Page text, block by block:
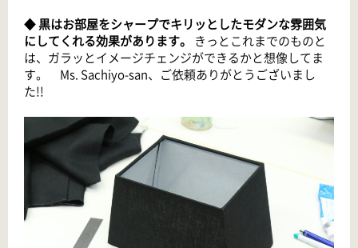
◆黒はお部屋をシャープでキリッとしたモダンな雰囲気
にしてくれる効果があります。
きっとこれまでのものと
は、ガラッとイメージチェンジができるかと想像してま
す。 Ms. Sachiyo-san、ご依頼ありがとうございまし
た!!